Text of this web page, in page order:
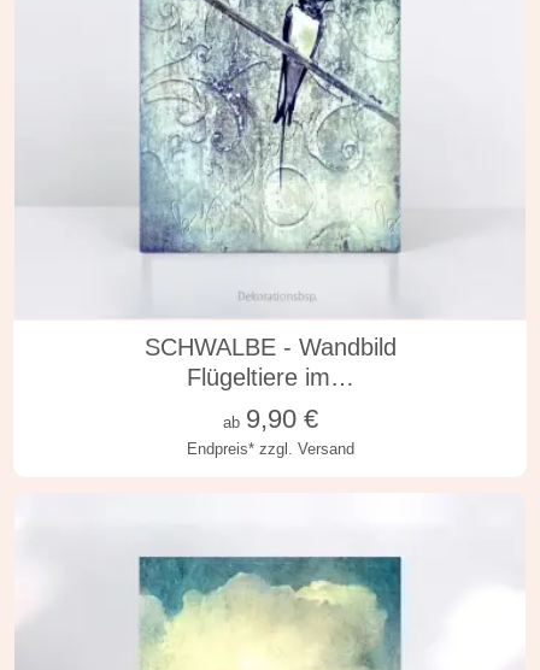
in vielen Varianten
SCHWALBE - Wandbild
Flügeltiere im…
Endpreis* zzgl. Versand
ab 9,90€